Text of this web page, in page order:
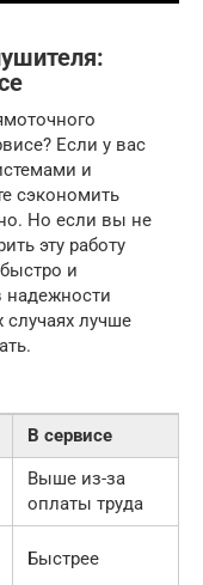
Если у вас
и
сэкономить
Но если вы не
эту работу
и
надежности
лучше
В сервисе
Выше из-за
оплаты труда
Быстрее